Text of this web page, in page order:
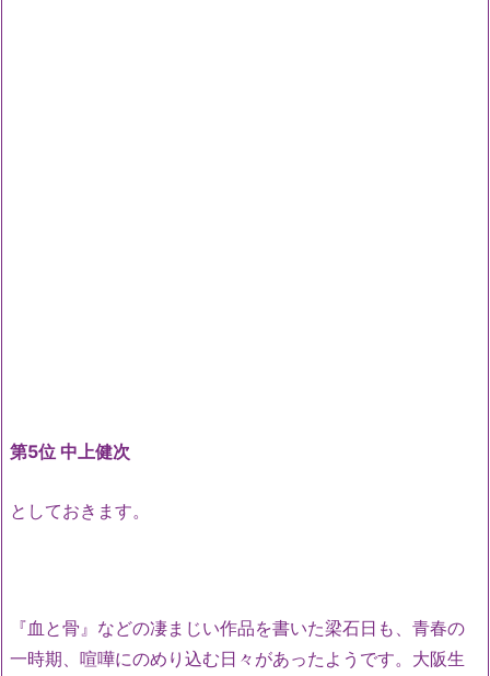
第5位 中上健次
としておきます。
『血と骨』などの凄まじい作品を書いた梁石日も、青春の
一時期、喧嘩にのめり込む日々があったようです。大阪生